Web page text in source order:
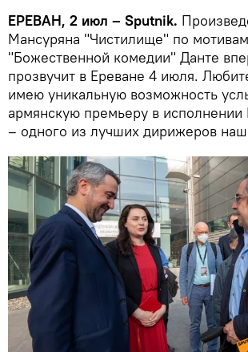
ЕРЕВАН, 2 июл – Sputnik.
Мансуряна "Чистилище" по мотивам
"Божественной комедии" Данте
прозвучит в Ереване 4 июля.
имею уникальную возможность
армянскую премьеру в
– одного из лучших дирижеров